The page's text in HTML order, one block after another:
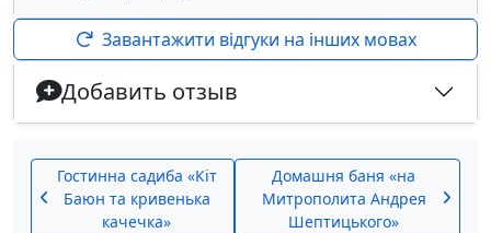
Завантажити відгуки на інших мовах
Добавить отзыв
Гостинна садиба «Кіт
Баюн та кривенька
качечка»
Домашня баня «на
Митрополита Андрея
Шептицького»